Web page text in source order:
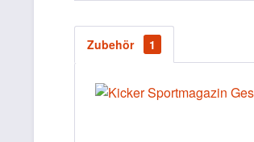
Zubehör 1